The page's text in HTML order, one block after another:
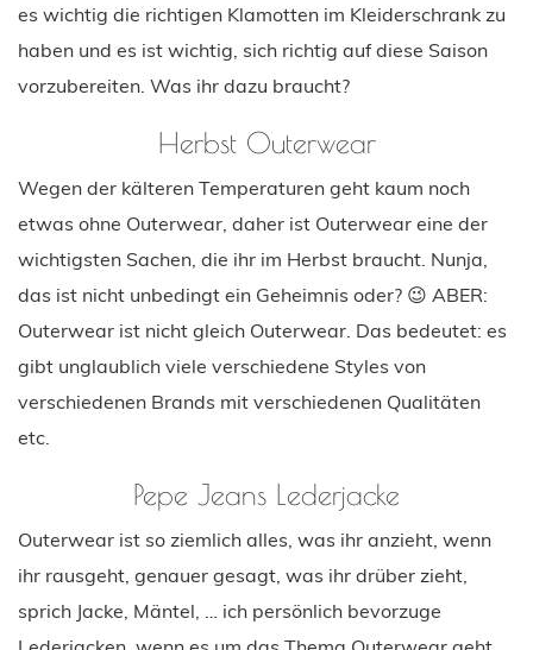
es wichtig die richtigen Klamotten im Kleiderschrank zu
haben und es ist wichtig, sich richtig auf diese Saison
vorzubereiten. Was ihr dazu braucht?
Herbst Outerwear
Wegen der kälteren Temperaturen geht kaum noch
etwas ohne Outerwear, daher ist Outerwear eine der
wichtigsten Sachen, die ihr im Herbst braucht. Nunja,
das ist nicht unbedingt ein Geheimnis oder? 😉 ABER:
Outerwear ist nicht gleich Outerwear. Das bedeutet: es
gibt unglaublich viele verschiedene Styles von
verschiedenen Brands mit verschiedenen Qualitäten
etc.
Pepe Jeans Lederjacke
Outerwear ist so ziemlich alles, was ihr anzieht, wenn
ihr rausgeht, genauer gesagt, was ihr drüber zieht,
sprich Jacke, Mäntel, … ich persönlich bevorzuge